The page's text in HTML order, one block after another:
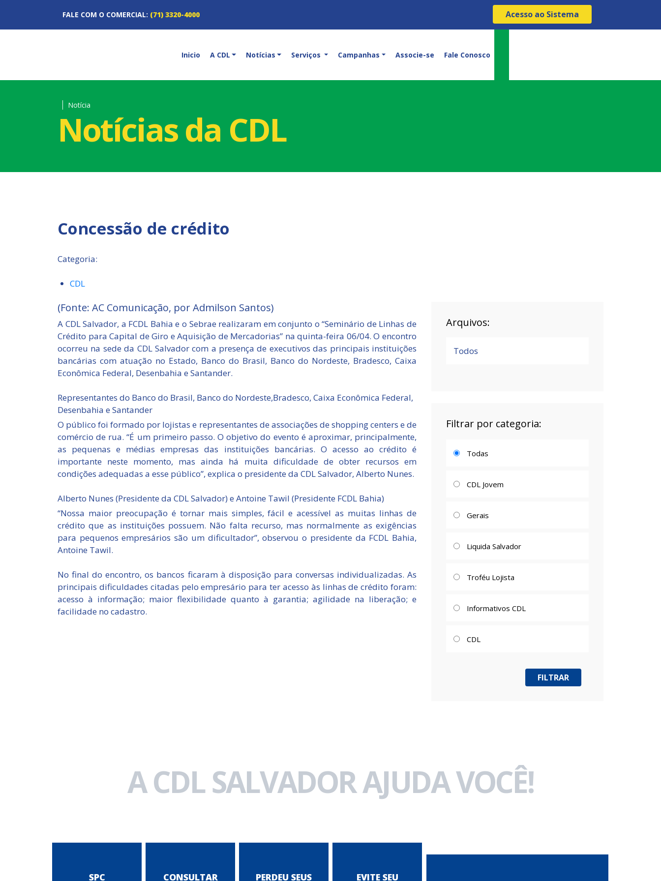
FALE COM O COMERCIAL: (71) 3320-4000 Acesso ao Sistema
Inicio A CDL Notícias Serviços Campanhas Associe-se Fale Conosco
Notícia
Notícias da CDL
Concessão de crédito
Categoria:
CDL
(Fonte: AC Comunicação, por Admilson Santos)
A CDL Salvador, a FCDL Bahia e o Sebrae realizaram em conjunto o “Seminário de Linhas de
Crédito para Capital de Giro e Aquisição de Mercadorias” na quinta-feira 06/04. O encontro
ocorreu na sede da CDL Salvador com a presença de executivos das principais instituições
bancárias com atuação no Estado, Banco do Brasil, Banco do Nordeste, Bradesco, Caixa
Econômica Federal, Desenbahia e Santander.
Representantes do Banco do Brasil, Banco do Nordeste,Bradesco, Caixa Econômica Federal,
Desenbahia e Santander
O público foi formado por lojistas e representantes de associações de shopping centers e de
comércio de rua. “É um primeiro passo. O objetivo do evento é aproximar, principalmente,
as pequenas e médias empresas das instituições bancárias. O acesso ao crédito é
importante neste momento, mas ainda há muita dificuldade de obter recursos em
condições adequadas a esse público”, explica o presidente da CDL Salvador, Alberto Nunes.
Alberto Nunes (Presidente da CDL Salvador) e Antoine Tawil (Presidente FCDL Bahia)
“Nossa maior preocupação é tornar mais simples, fácil e acessível as muitas linhas de
crédito que as instituições possuem. Não falta recurso, mas normalmente as exigências
para pequenos empresários são um dificultador”, observou o presidente da FCDL Bahia,
Antoine Tawil.
No final do encontro, os bancos ficaram à disposição para conversas individualizadas. As
principais dificuldades citadas pelo empresário para ter acesso às linhas de crédito foram:
acesso à informação; maior flexibilidade quanto à garantia; agilidade na liberação; e
facilidade no cadastro.
Arquivos:
Todos
Filtrar por categoria:
Todas
CDL Jovem
Gerais
Liquida Salvador
Troféu Lojista
Informativos CDL
CDL
A CDL SALVADOR AJUDA VOCÊ!
SPC
CONSULTAR
PERDEU SEUS
EVITE SEU